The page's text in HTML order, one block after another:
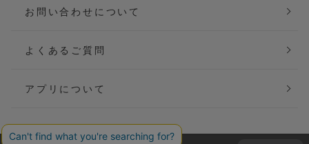
お問い合わせについて
よくあるご質問
アプリについて